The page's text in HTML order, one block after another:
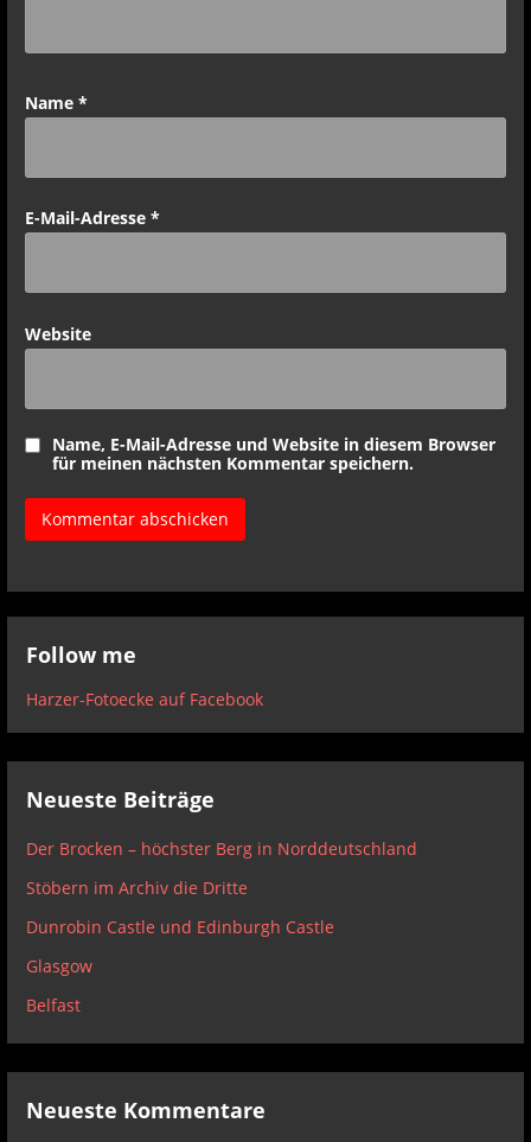
Name *
E-Mail-Adresse *
Website
Name, E-Mail-Adresse und Website in diesem Browser
für meinen nächsten Kommentar speichern.
A
l
t
r
n
a
t
v
e
Follow me
Harzer-Fotoecke auf Facebook
Neueste Beiträge
Der Brocken – höchster Berg in Norddeutschland
Stöbern im Archiv die Dritte
Dunrobin Castle und Edinburgh Castle
Glasgow
Belfast
Neueste Kommentare